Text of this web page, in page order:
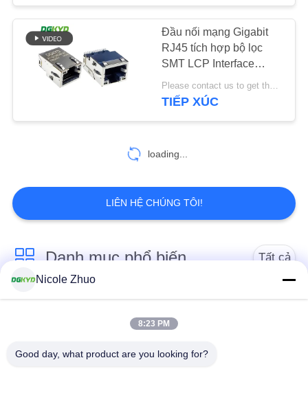
RJ45 SMD
RJ45 Modular Jack
37
RJ45 Nữ Jack
Đầu nối mạng Gigabit
RJ45 tích hợp bộ lọc
SMT LCP Interface
Please contact us to get the latest price. MOQ:1 miếng
TIẾP XÚC
loading...
LIÊN HỆ CHÚNG TÔI!
Danh mục phổ biến
Tất cả
các
Đầu nối Ethernet
RJ45 nhiều cổng kết
Nicole Zhuo
8:23 PM
Good day, what product are you looking for?